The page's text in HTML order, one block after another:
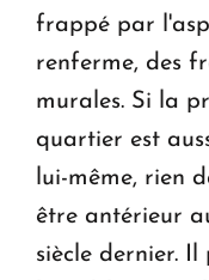
frappé par
renferme, des
murales. Si la
quartier est
lui-même, rien
être antérieur
siècle dernier.